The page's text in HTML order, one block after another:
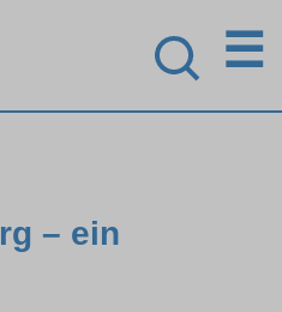
☰
– ein